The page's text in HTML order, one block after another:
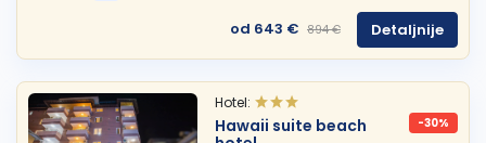
od 643 € 894 € Detaljnije
Hotel:
Hawaii suite beach
-30%